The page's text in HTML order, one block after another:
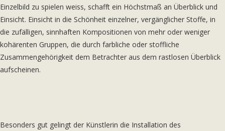
Einzelbild zu spielen weiss, schafft ein Höchstmaß an Überblick und
Einsicht. Einsicht in die Schönheit einzelner, vergänglicher Stoffe, in
die zufälligen, sinnhaften Kompositionen von mehr oder weniger
kohärenten Gruppen, die durch farbliche oder stoffliche
Zusammengehörigkeit dem Betrachter aus dem rastlosen Überblick
aufscheinen.
Besonders gut gelingt der Künstlerin die Installation des